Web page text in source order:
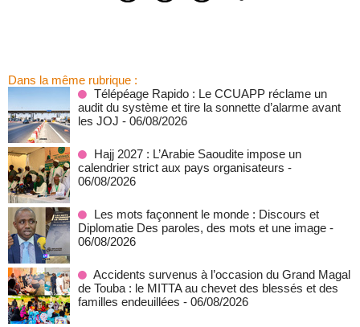
Dans la même rubrique :
Télépéage Rapido : Le CCUAPP réclame un
audit du système et tire la sonnette d’alarme avant
les JOJ - 06/08/2026
Hajj 2027 : L’Arabie Saoudite impose un
calendrier strict aux pays organisateurs -
06/08/2026
Les mots façonnent le monde : Discours et
Diplomatie Des paroles, des mots et une image -
06/08/2026
Accidents survenus à l’occasion du Grand Magal
de Touba : le MITTA au chevet des blessés et des
familles endeuillées - 06/08/2026